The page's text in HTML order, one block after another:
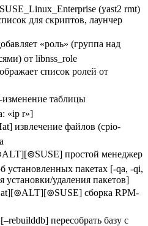
(yast2 rmt)
для скриптов, лаунчер
«роль» (группа над
от libnss_role
список ролей от
таблицы
«ip r»]
извлечение файлов (cpio-
простой менеджер
установленных пакетах [-qa, -qi,
удаления пакетов]
сборка RPM-
пересобрать базу с